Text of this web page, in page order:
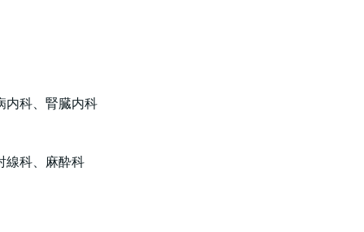
内科、腎臓内科
線科、麻酔科